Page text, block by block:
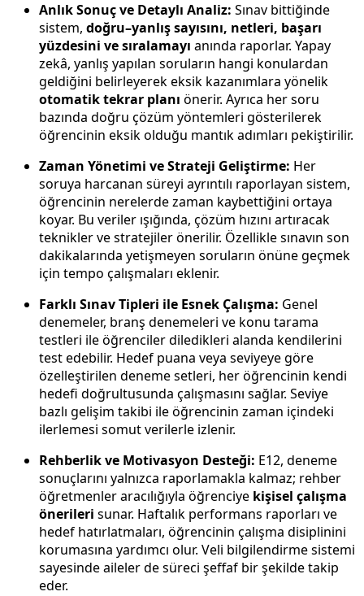
Anlık Sonuç ve Detaylı Analiz: Sınav bittiğinde
sistem, doğru–yanlış sayısını, netleri, başarı
yüzdesini ve sıralamayı anında raporlar. Yapay
zekâ, yanlış yapılan soruların hangi konulardan
geldiğini belirleyerek eksik kazanımlara yönelik
otomatik tekrar planı önerir. Ayrıca her soru
bazında doğru çözüm yöntemleri gösterilerek
öğrencinin eksik olduğu mantık adımları pekiştirilir.
Zaman Yönetimi ve Strateji Geliştirme: Her
soruya harcanan süreyi ayrıntılı raporlayan sistem,
öğrencinin nerelerde zaman kaybettiğini ortaya
koyar. Bu veriler ışığında, çözüm hızını artıracak
teknikler ve stratejiler önerilir. Özellikle sınavın son
dakikalarında yetişmeyen soruların önüne geçmek
için tempo çalışmaları eklenir.
Farklı Sınav Tipleri ile Esnek Çalışma: Genel
denemeler, branş denemeleri ve konu tarama
testleri ile öğrenciler diledikleri alanda kendilerini
test edebilir. Hedef puana veya seviyeye göre
özelleştirilen deneme setleri, her öğrencinin kendi
hedefi doğrultusunda çalışmasını sağlar. Seviye
bazlı gelişim takibi ile öğrencinin zaman içindeki
ilerlemesi somut verilerle izlenir.
Rehberlik ve Motivasyon Desteği: E12, deneme
sonuçlarını yalnızca raporlamakla kalmaz; rehber
öğretmenler aracılığıyla öğrenciye kişisel çalışma
önerileri sunar. Haftalık performans raporları ve
hedef hatırlatmaları, öğrencinin çalışma disiplinini
korumasına yardımcı olur. Veli bilgilendirme sistemi
sayesinde aileler de süreci şeffaf bir şekilde takip
eder.